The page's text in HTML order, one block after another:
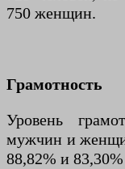
750 женщин.
Грамотность
Уровень
мужчин и
88,82% и 83,30%